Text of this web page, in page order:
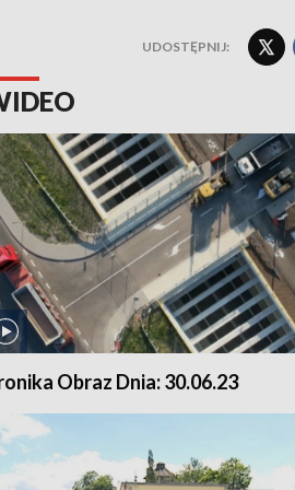
UDOSTĘPNIJ:
Obraz Dnia: 30.06.23